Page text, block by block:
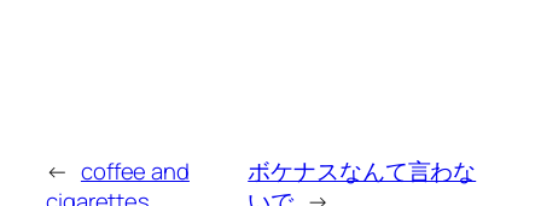
← coffee and
ボケナスなんて言わな